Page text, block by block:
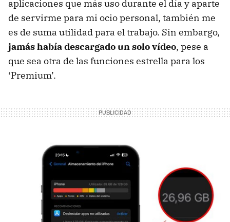
aplicaciones que más uso durante el día y aparte
de servirme para mi ocio personal, también me
es de suma utilidad para el trabajo. Sin embargo,
jamás había descargado un solo vídeo, pese a
que sea otra de las funciones estrella para los
‘Premium’.